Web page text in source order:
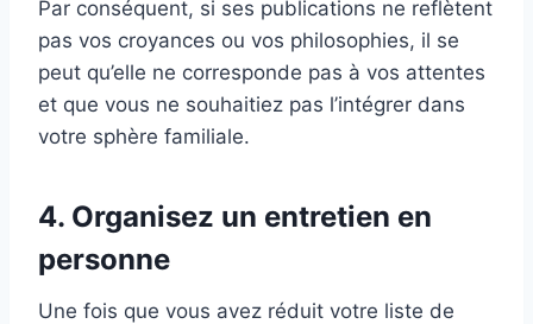
Par conséquent, si ses publications ne reflètent
pas vos croyances ou vos philosophies, il se
peut qu’elle ne corresponde pas à vos attentes
et que vous ne souhaitiez pas l’intégrer dans
votre sphère familiale.
4. Organisez un entretien en
personne
Une fois que vous avez réduit votre liste de